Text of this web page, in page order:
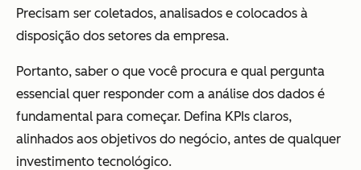
Precisam ser coletados, analisados e colocados à
disposição dos setores da empresa.
Portanto, saber o que você procura e qual pergunta
essencial quer responder com a análise dos dados é
fundamental para começar. Defina KPIs claros,
alinhados aos objetivos do negócio, antes de qualquer
investimento tecnológico.